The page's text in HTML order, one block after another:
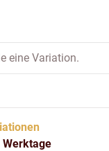
eine Variation.